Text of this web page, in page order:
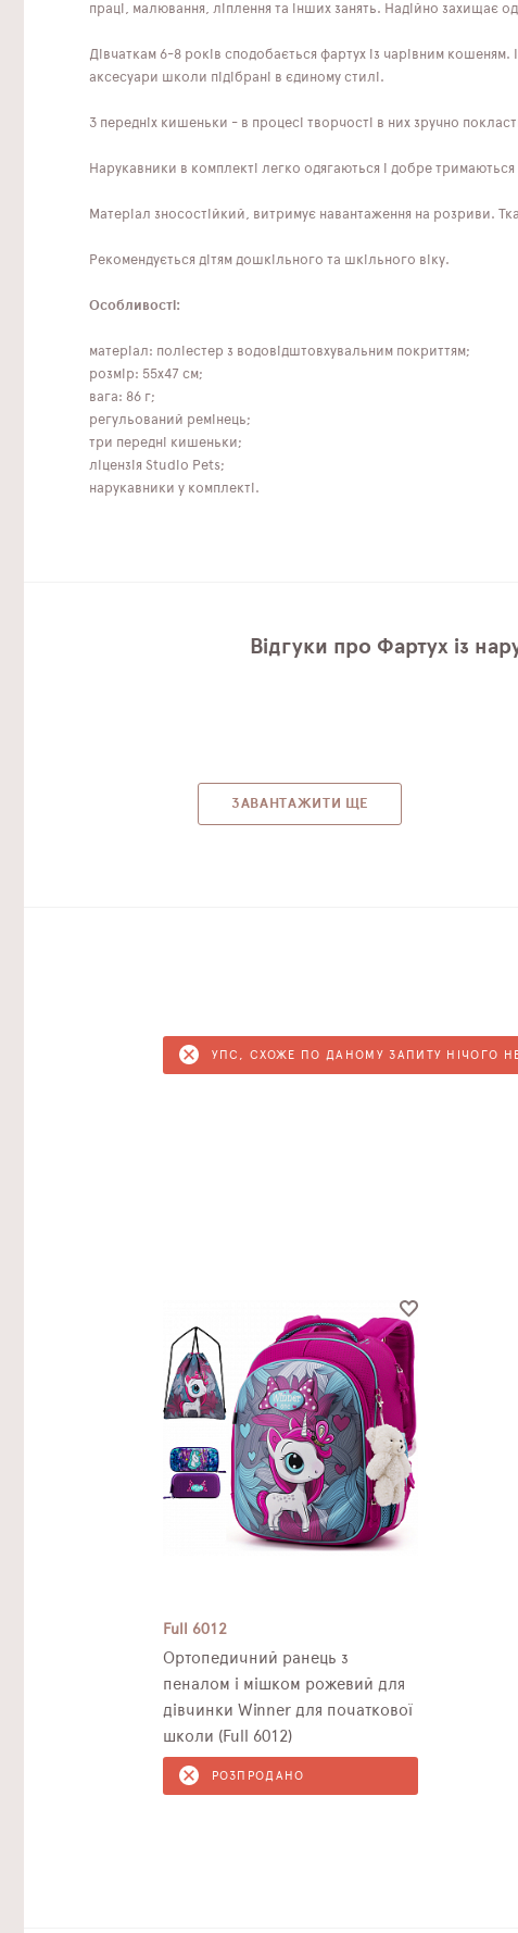
праці, малювання, ліплення та інших занять. Надійно захищає
Дівчаткам 6-8 років сподобається фартух із чарівним
аксесуари школи підібрані в єдиному стилі.
3 передніх кишеньки - в процесі творчості в них зручно
Нарукавники в комплекті легко одягаються і добре
Матеріал зносостійкий, витримує навантаження на розриви.
Рекомендується дітям дошкільного та шкільного віку.
Особливості:
матеріал: поліестер з водовідштовхувальним покриттям;
розмір: 55x47 см;
вага: 86 г;
регульований ремінець;
три передні кишеньки;
ліцензія Studio Pets;
нарукавники у комплекті.
Відгуки про Фартух із
ЗАВАНТАЖИТИ ЩЕ
УПС, СХОЖЕ ПО ДАНОМУ ЗАПИТУ НІЧОГО
Full 6012
Ортопедичний ранець з
пеналом і мішком рожевий для
дівчинки Winner для початкової
школи (Full 6012)
РОЗПРОДАНО